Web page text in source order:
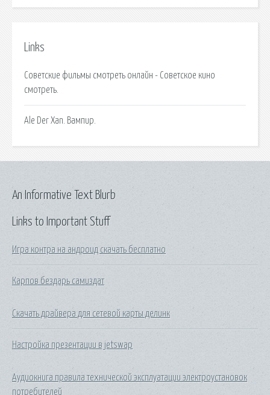
Links
Советские фильмы смотреть онлайн - Советское кино
смотреть.
Аlе Dеr Xаn. Вампир.
Links to Important Stuff
Игра контра на андроид скачать бесплатно
Карпов бездарь самиздат
Скачать драйвера для сетевой карты делинк
Настройка презентации в jetswap
Аудиокнига правила технической эксплуатации электроустановок
потребителей
An Informative Text Blurb